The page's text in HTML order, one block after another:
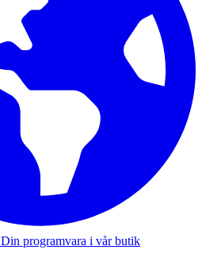
Din programvara i vår butik